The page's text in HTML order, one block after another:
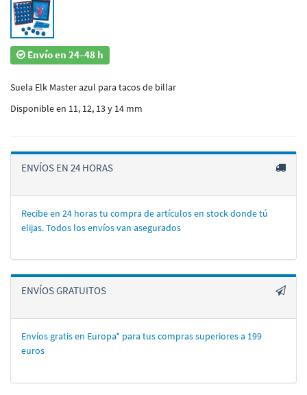
Envío en 24–48 h
Suela Elk Master azul para tacos de billar
Disponible en 11, 12, 13 y 14 mm
ENVÍOS EN 24 HORAS
Recibe en 24 horas tu compra de artí­culos en stock donde tú
elijas. Todos los enví­os van asegurados
ENVÍOS GRATUITOS
Envíos gratis en Europa* para tus compras superiores a 199
euros